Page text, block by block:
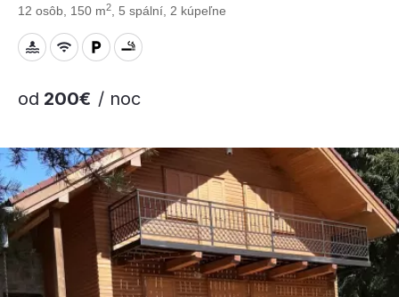
12 osôb, 150 m2 , 5 spální, 2 kúpeľne
od 200€ / noc